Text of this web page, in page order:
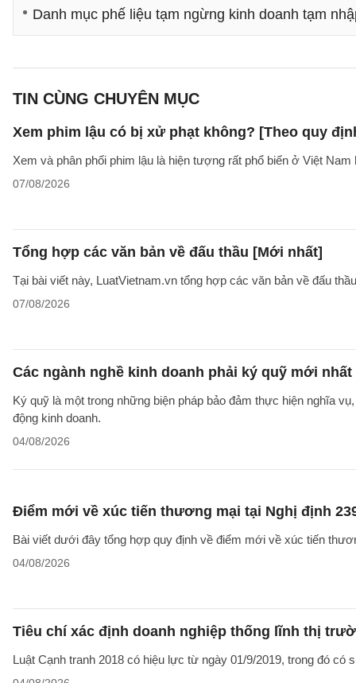
Danh mục phế liệu tạm ngừng kinh doanh tạm
TIN CÙNG CHUYÊN MỤC
Xem phim lậu có bị xử phạt không? [Theo quy
Xem và phân phối phim lậu là hiện tượng rất phổ biến ở Việt
07/08/2026
Tổng hợp các văn bản về đấu thầu [Mới nhất]
Tại bài viết này, LuatVietnam.vn tổng hợp các văn bản về đấu
07/08/2026
Các ngành nghề kinh doanh phải ký quỹ mới nhất
Ký quỹ là một trong những biện pháp bảo đảm thực hiện nghĩa
động kinh doanh.
04/08/2026
Điểm mới về xúc tiến thương mại tại Nghị định
Bài viết dưới đây tổng hợp quy định về điểm mới về xúc tiến
04/08/2026
Tiêu chí xác định doanh nghiệp thống lĩnh thị
Luật Cạnh tranh 2018 có hiệu lực từ ngày 01/9/2019, trong đó